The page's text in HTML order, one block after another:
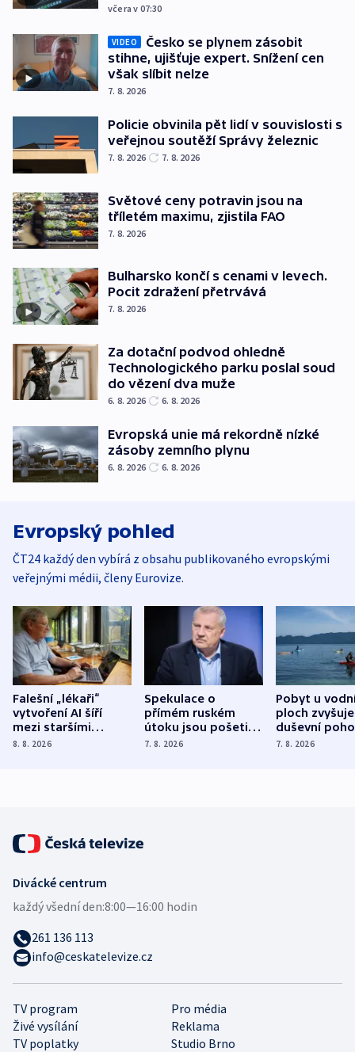
včera v 07:30
VIDEO
Česko se plynem zásobit
stihne, ujišťuje expert. Snížení cen
však slíbit nelze
7. 8. 2026
Policie obvinila pět lidí v souvislosti s
veřejnou soutěží Správy železnic
7. 8. 2026 7. 8. 2026
Světové ceny potravin jsou na
tříletém maximu, zjistila FAO
7. 8. 2026
Bulharsko končí s cenami v levech.
Pocit zdražení přetrvává
7. 8. 2026
Za dotační podvod ohledně
Technologického parku poslal soud
do vězení dva muže
6. 8. 2026 6. 8. 2026
Evropská unie má rekordně nízké
zásoby zemního plynu
6. 8. 2026 6. 8. 2026
Evropský pohled
ČT24 každý den vybírá z obsahu publikovaného evropskými
veřejnými médii, členy Eurovize.
Falešní „lékaři“
vytvoření AI šíří
mezi staršími
Poláky nebezpečné
8. 8. 2026
Spekulace o
přímém ruském
útoku jsou pošetilé,
míní estonský
7. 8. 2026
Pobyt u
ploch zvyšuje
duševní
ukázala
7. 8. 2026
TV program
Pro média
Živé vysílání
Reklama
TV poplatky
Studio Brno
Divácké centrum
každý všední den:8:00—16:00 hodin
261 136 113
info@ceskatelevize.cz